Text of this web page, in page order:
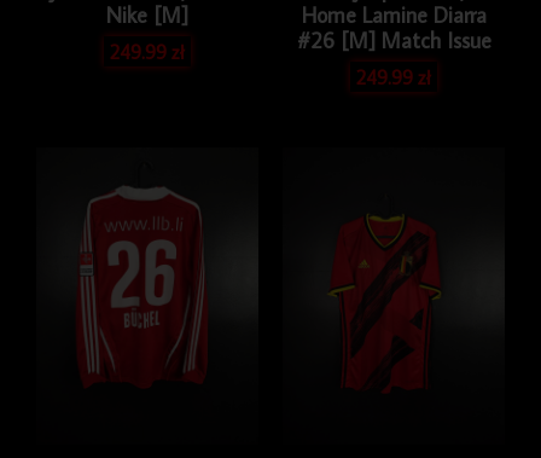
Nike [M]
249.99zł
Home Lamine Diarra
#26 [M] Match Issue
249.99zł